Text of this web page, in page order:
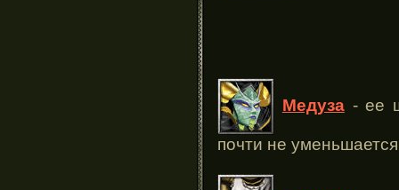
Медуза- ее
почти не